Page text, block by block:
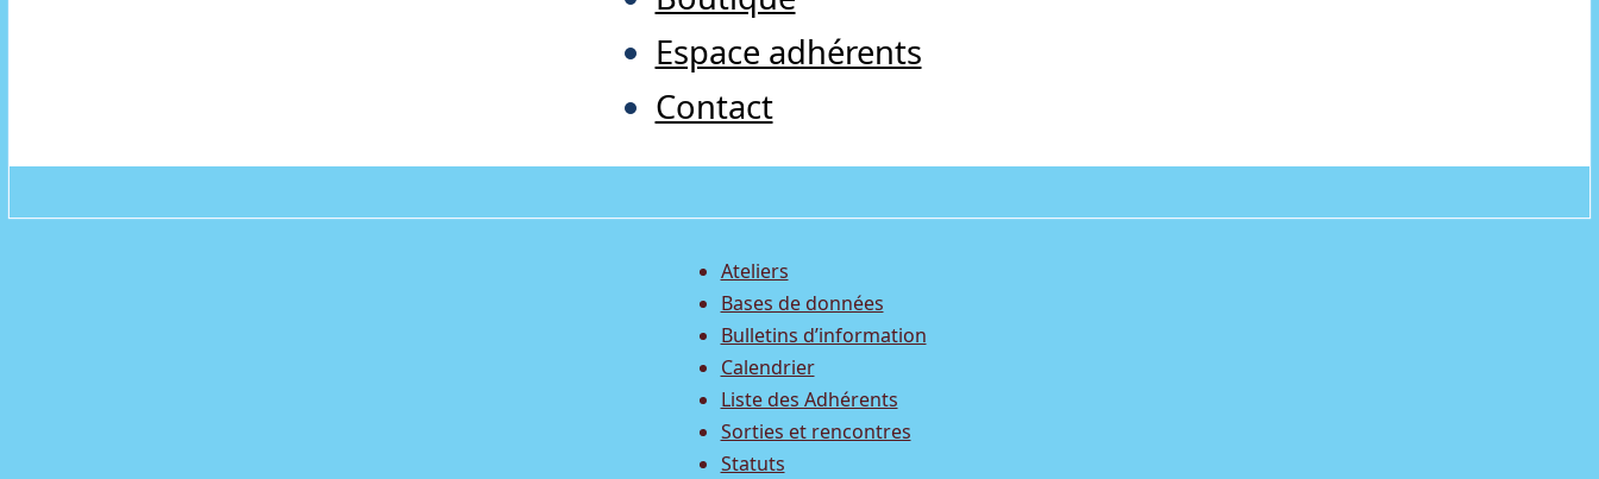
Espace adhérents
Contact
Ateliers
Bases de données
Bulletins d’information
Calendrier
Liste des Adhérents
Sorties et rencontres
Statuts